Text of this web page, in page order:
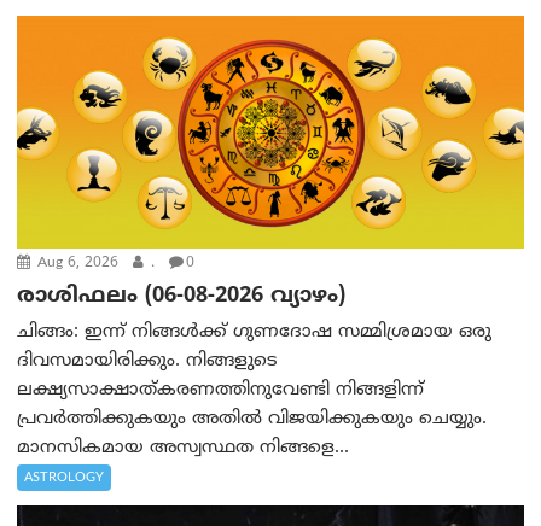
Aug 6, 2026 . 0
രാശിഫലം (06-08-2026 വ്യാഴം)
ചിങ്ങം: ഇന്ന് നിങ്ങൾക്ക് ഗുണദോഷ സമ്മിശ്രമായ ഒരു
ദിവസമായിരിക്കും. നിങ്ങളുടെ
ലക്ഷ്യസാക്ഷാത്കരണത്തിനുവേണ്ടി നിങ്ങളിന്ന്
പ്രവർത്തിക്കുകയും അതില്‍ വിജയിക്കുകയും ചെയ്യും.
മാനസികമായ അസ്വസ്ഥത നിങ്ങളെ...
ASTROLOGY